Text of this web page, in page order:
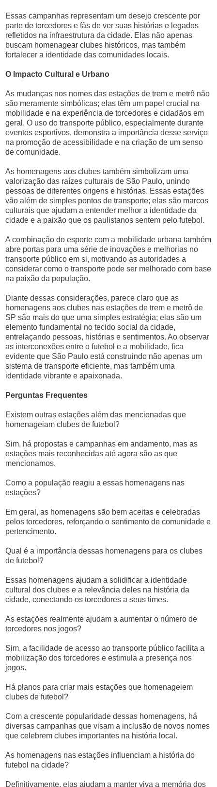
Essas campanhas representam um desejo crescente por
parte de torcedores e fãs de ver suas histórias e legados
refletidos na infraestrutura da cidade. Elas não apenas
buscam homenagear clubes históricos, mas também
fortalecer a identidade das comunidades locais.
O Impacto Cultural e Urbano
As mudanças nos nomes das estações de trem e metrô não
são meramente simbólicas; elas têm um papel crucial na
mobilidade e na experiência de torcedores e cidadãos em
geral. O uso do transporte público, especialmente durante
eventos esportivos, demonstra a importância desse serviço
na promoção de acessibilidade e na criação de um senso
de comunidade.
As homenagens aos clubes também simbolizam uma
valorização das raízes culturais de São Paulo, unindo
pessoas de diferentes origens e histórias. Essas estações
vão além de simples pontos de transporte; elas são marcos
culturais que ajudam a entender melhor a identidade da
cidade e a paixão que os paulistanos sentem pelo futebol.
A combinação do esporte com a mobilidade urbana também
abre portas para uma série de inovações e melhorias no
transporte público em si, motivando as autoridades a
considerar como o transporte pode ser melhorado com base
na paixão da população.
Diante dessas considerações, parece claro que as
homenagens aos clubes nas estações de trem e metrô de
SP são mais do que uma simples estratégia; elas são um
elemento fundamental no tecido social da cidade,
entrelaçando pessoas, histórias e sentimentos. Ao observar
as interconexões entre o futebol e a mobilidade, fica
evidente que São Paulo está construindo não apenas um
sistema de transporte eficiente, mas também uma
identidade vibrante e apaixonada.
Perguntas Frequentes
Existem outras estações além das mencionadas que
homenageiam clubes de futebol?
Sim, há propostas e campanhas em andamento, mas as
estações mais reconhecidas até agora são as que
mencionamos.
Como a população reagiu a essas homenagens nas
estações?
Em geral, as homenagens são bem aceitas e celebradas
pelos torcedores, reforçando o sentimento de comunidade e
pertencimento.
Qual é a importância dessas homenagens para os clubes
de futebol?
Essas homenagens ajudam a solidificar a identidade
cultural dos clubes e a relevância deles na história da
cidade, conectando os torcedores a seus times.
As estações realmente ajudam a aumentar o número de
torcedores nos jogos?
Sim, a facilidade de acesso ao transporte público facilita a
mobilização dos torcedores e estimula a presença nos
jogos.
Há planos para criar mais estações que homenageiem
clubes de futebol?
Com a crescente popularidade dessas homenagens, há
diversas campanhas que visam a inclusão de novos nomes
que celebrem clubes importantes na história local.
As homenagens nas estações influenciam a história do
futebol na cidade?
Definitivamente, elas ajudam a manter viva a memória dos